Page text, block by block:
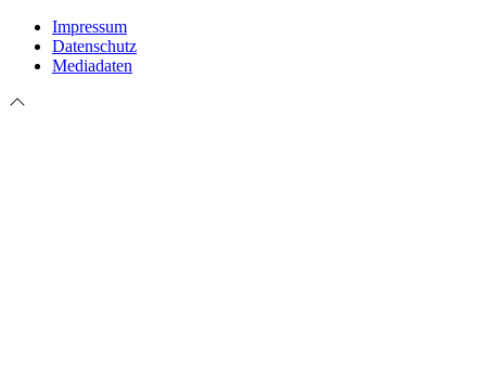
Impressum
Datenschutz
Mediadaten